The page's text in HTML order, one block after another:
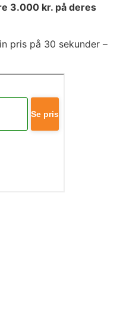
3.000 kr. på deres
pris på 30 sekunder –